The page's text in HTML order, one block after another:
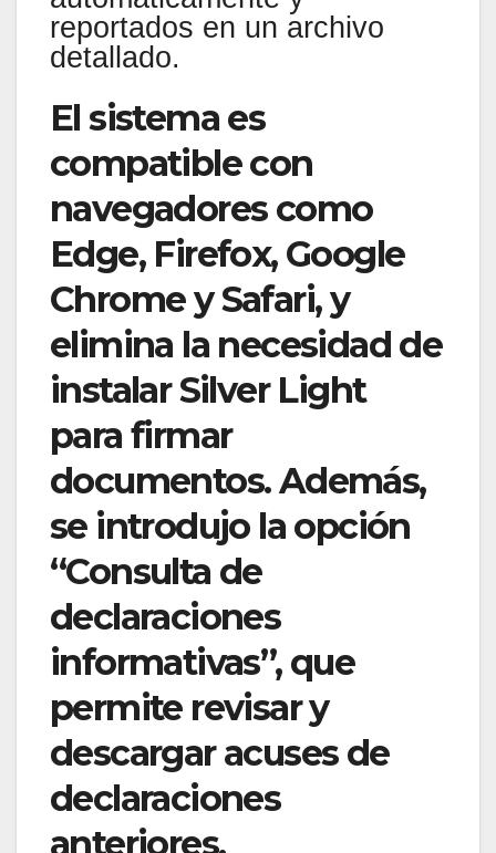
reportados en un archivo
detallado.
El sistema es
compatible con
navegadores como
Edge, Firefox, Google
Chrome y Safari, y
elimina la necesidad de
instalar Silver Light
para firmar
documentos. Además,
se introdujo la opción
“Consulta de
declaraciones
informativas”, que
permite revisar y
descargar acuses de
declaraciones
anteriores.